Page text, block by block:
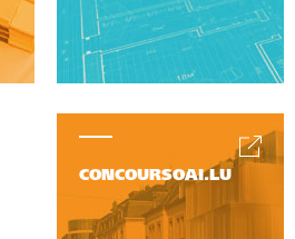
CONCOURSOAI.LU